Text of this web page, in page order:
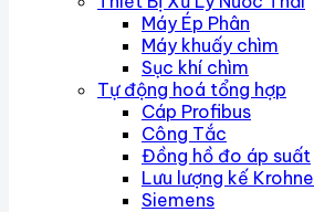
Máy Ép Phân
Máy khuấy chìm
Sục khí chìm
Tự động hoá tổng hợp
Cáp Profibus
Công Tắc
Đồng hồ đo áp suất
Lưu lượng kế Krohne
Siemens